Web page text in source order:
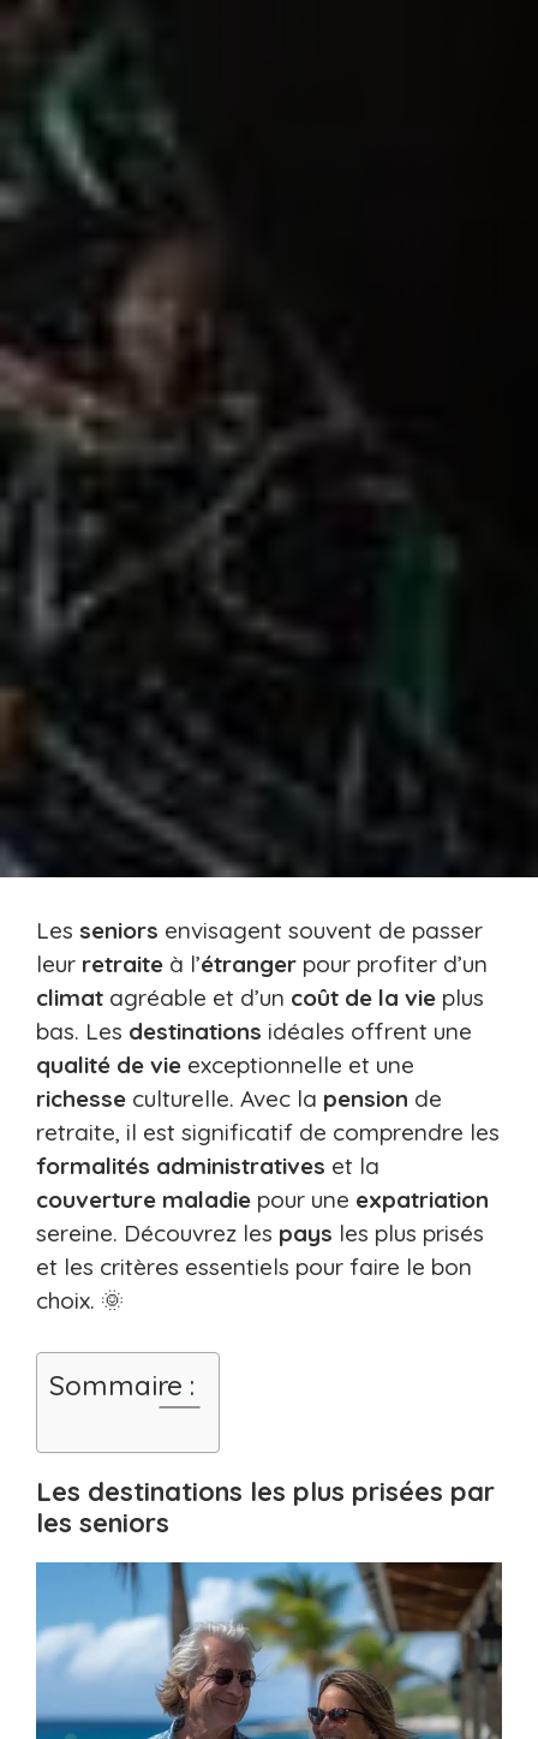
Les seniors envisagent souvent de passer
leur retraite à l’étranger pour profiter d’un
climat agréable et d’un coût de la vie plus
bas. Les destinations idéales offrent une
qualité de vie exceptionnelle et une
richesse culturelle. Avec la pension de
retraite, il est significatif de comprendre les
formalités administratives et la
couverture maladie pour une expatriation
sereine. Découvrez les pays les plus prisés
et les critères essentiels pour faire le bon
choix. 🌞
Sommaire :
Les destinations les plus prisées par
les seniors